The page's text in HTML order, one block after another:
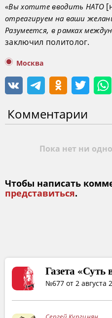
«Вы хотите вводить НАТО
отреагируем на ваши
Разумеется, в рамках
заключил политолог.
Москва
Комментарии
Пока нет ни
Чтобы написать
представиться.
Газета «Суть
№677 от 2 августа